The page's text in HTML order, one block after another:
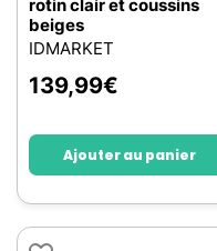
rotin clair et coussins
beiges
IDMARKET
139,99€
Ajouter au panier